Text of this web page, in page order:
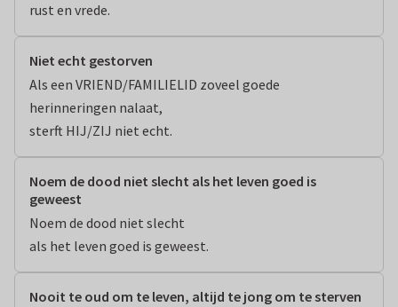
rust en vrede.
Niet echt gestorven
Als een VRIEND/FAMILIELID zoveel goede
herinneringen nalaat,
sterft HIJ/ZIJ niet echt.
Noem de dood niet slecht als het leven goed is
geweest
Noem de dood niet slecht
als het leven goed is geweest.
Nooit te oud om te leven, altijd te jong om te sterven